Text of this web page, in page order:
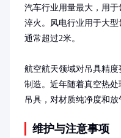
汽车行业用量最大，用
淬火。风电行业用于大
通常超过2米。
航空航天领域对吊具精
制造。近年随着真空热
吊具，对材质纯净度和放
维护与注意事项